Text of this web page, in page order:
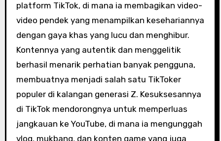
platform TikTok, di mana ia membagikan video-
video pendek yang menampilkan kesehariannya
dengan gaya khas yang lucu dan menghibur.
Kontennya yang autentik dan menggelitik
berhasil menarik perhatian banyak pengguna,
membuatnya menjadi salah satu TikToker
populer di kalangan generasi Z. Kesuksesannya
di TikTok mendorongnya untuk memperluas
jangkauan ke YouTube, di mana ia mengunggah
vlog, mukbang, dan konten game yang juga